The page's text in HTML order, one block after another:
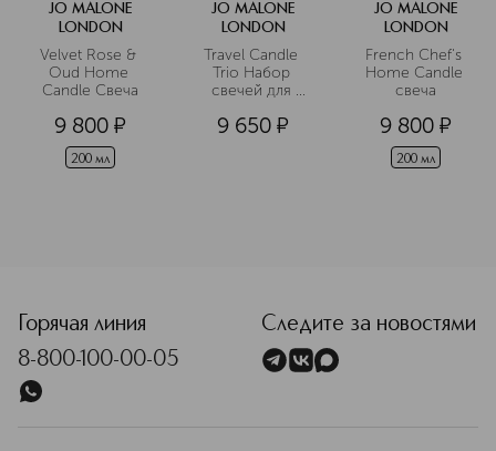
JO MALONE
LONDON
Velvet Rose &
Oud Home
Candle Свеча
9 800 ¤
200 мл
JO MALONE
LONDON
Travel Candle
Trio Набор
свечей для
9 650 ¤
JO MALONE
LONDON
French Chef's
Home Candle
cвеча
9 800 ¤
200 мл
Горячая линия
8-800-100-00-05
Следите за новостями